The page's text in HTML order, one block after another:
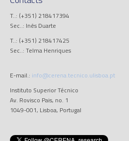
T..: (+351) 218417394
Sec..: Inês Duarte
T..: (+351) 218417425
Sec..: Telma Henriques
E-mail.: info@cerena.tecnico.ulisboa.pt
Instituto Superior Técnico
Av. Rovisco Pais, no. 1
1049-001, Lisboa, Portugal